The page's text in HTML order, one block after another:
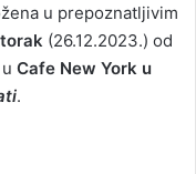
u prepoznatljivim
(26.12.2023.) od
Cafe New York u
.